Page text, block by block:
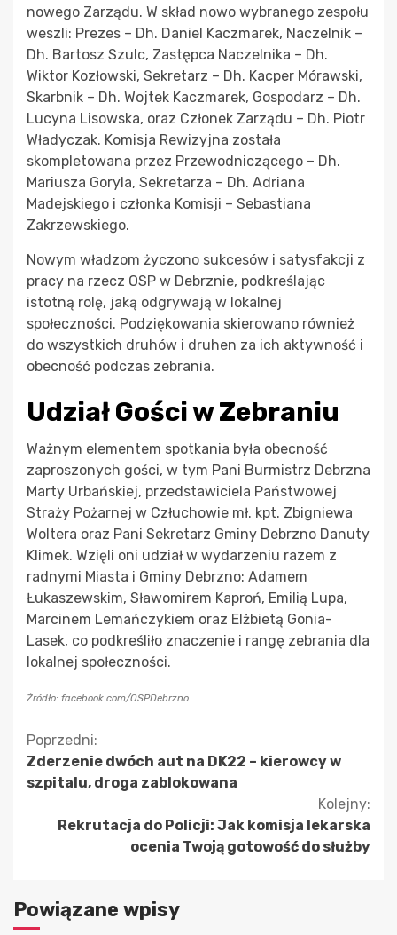
nowego Zarządu. W skład nowo wybranego zespołu
weszli: Prezes – Dh. Daniel Kaczmarek, Naczelnik –
Dh. Bartosz Szulc, Zastępca Naczelnika – Dh.
Wiktor Kozłowski, Sekretarz – Dh. Kacper Mórawski,
Skarbnik – Dh. Wojtek Kaczmarek, Gospodarz – Dh.
Lucyna Lisowska, oraz Członek Zarządu – Dh. Piotr
Władyczak. Komisja Rewizyjna została
skompletowana przez Przewodniczącego – Dh.
Mariusza Goryla, Sekretarza – Dh. Adriana
Madejskiego i członka Komisji – Sebastiana
Zakrzewskiego.
Nowym władzom życzono sukcesów i satysfakcji z
pracy na rzecz OSP w Debrznie, podkreślając
istotną rolę, jaką odgrywają w lokalnej
społeczności. Podziękowania skierowano również
do wszystkich druhów i druhen za ich aktywność i
obecność podczas zebrania.
Udział Gości w Zebraniu
Ważnym elementem spotkania była obecność
zaproszonych gości, w tym Pani Burmistrz Debrzna
Marty Urbańskiej, przedstawiciela Państwowej
Straży Pożarnej w Człuchowie mł. kpt. Zbigniewa
Woltera oraz Pani Sekretarz Gminy Debrzno Danuty
Klimek. Wzięli oni udział w wydarzeniu razem z
radnymi Miasta i Gminy Debrzno: Adamem
Łukaszewskim, Sławomirem Kaproń, Emilią Lupa,
Marcinem Lemańczykiem oraz Elżbietą Gonia-
Lasek, co podkreśliło znaczenie i rangę zebrania dla
lokalnej społeczności.
Źródło: facebook.com/OSPDebrzno
Kontynuuj
czytanie
Poprzedni:
Zderzenie dwóch aut na DK22 – kierowcy w
szpitalu, droga zablokowana
Kolejny:
Rekrutacja do Policji: Jak komisja lekarska
ocenia Twoją gotowość do służby
Powiązane wpisy